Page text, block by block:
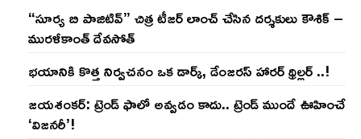
“సూర్య బి పాజిటివ్” చిత్ర టీజర్ లాంచ్ చేసిన‌ దర్శకులు కౌశిక్ –
మురళీకాంత్ దేవసోత్
భయానికి కొత్త నిర్వచనం ఒక డార్క్, డేంజరస్ హారర్ థ్రిల్లర్ ..!
జయశంకర్: ట్రెండ్‌ ఫాలో అవ్వడం కాదు.. ట్రెండ్‌ ముందే ఊహించే
‘విజనరీ’!